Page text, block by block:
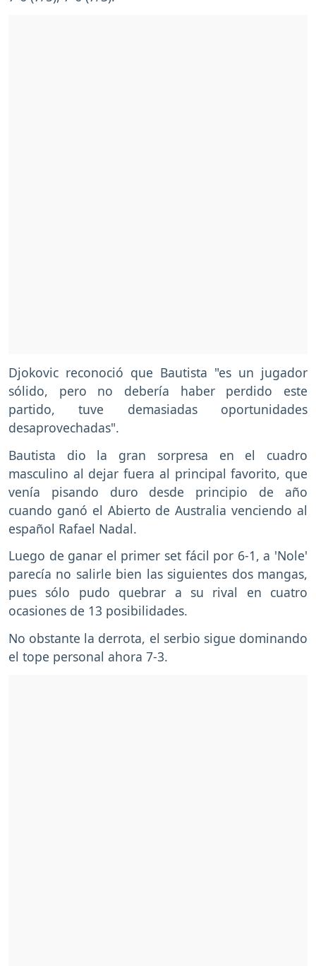
Djokovic reconoció que Bautista "es un jugador
sólido, pero no debería haber perdido este
partido, tuve demasiadas oportunidades
desaprovechadas".
Bautista dio la gran sorpresa en el cuadro
masculino al dejar fuera al principal favorito, que
venía pisando duro desde principio de año
cuando ganó el Abierto de Australia venciendo al
español Rafael Nadal.
Luego de ganar el primer set fácil por 6-1, a 'Nole'
parecía no salirle bien las siguientes dos mangas,
pues sólo pudo quebrar a su rival en cuatro
ocasiones de 13 posibilidades.
No obstante la derrota, el serbio sigue dominando
el tope personal ahora 7-3.